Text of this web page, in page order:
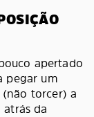
apertado
pegar um
torcer) a
atrás da